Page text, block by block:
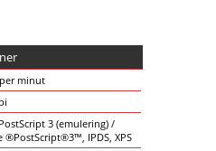
minut
3 (emulering) /
®PostScript®3™, IPDS, XPS